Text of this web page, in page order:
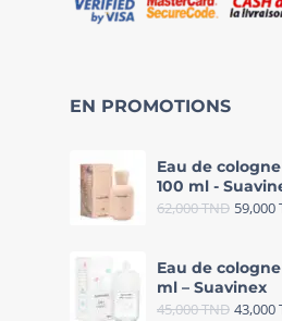
EN PROMOTIONS
Eau de
100 ml -
62,000TND 59,000
Eau de
ml – Suavinex
45,000TND 43,000